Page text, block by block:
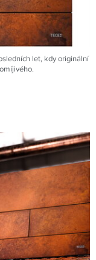
let, kdy originální